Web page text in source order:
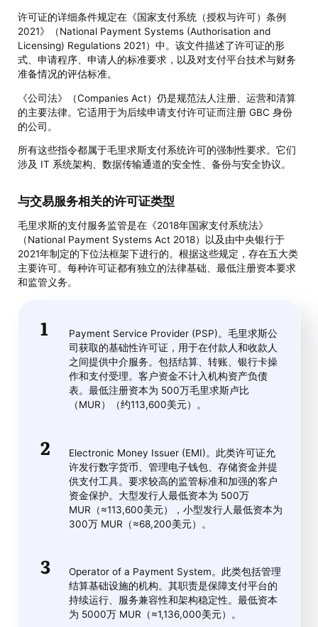
许可证的详细条件规定在《国家支付系统（授权与许可）条例
2021》（National Payment Systems (Authorisation and
Licensing) Regulations 2021）中。该文件描述了许可证的形
式、申请程序、申请人的标准要求，以及对支付平台技术与财务
准备情况的评估标准。
《公司法》（Companies Act）仍是规范法人注册、运营和清算
的主要法律。它适用于为后续申请支付许可证而注册 GBC 身份
的公司。
所有这些指令都属于毛里求斯支付系统许可的强制性要求。它们
涉及 IT 系统架构、数据传输通道的安全性、备份与安全协议。
与交易服务相关的许可证类型
毛里求斯的支付服务监管是在《2018年国家支付系统法》
（National Payment Systems Act 2018）以及由中央银行于
2021年制定的下位法框架下进行的。根据这些规定，存在五大类
主要许可。每种许可证都有独立的法律基础、最低注册资本要求
和监管义务。
Payment Service Provider (PSP)。毛里求斯公
司获取的基础性许可证，用于在付款人和收款人
之间提供中介服务。包括结算、转账、银行卡操
作和支付受理。客户资金不计入机构资产负债
表。最低注册资本为 500万毛里求斯卢比
（MUR）（约113,600美元）。
Electronic Money Issuer (EMI)。此类许可证允
许发行数字货币、管理电子钱包、存储资金并提
供支付工具。要求较高的监管标准和加强的客户
资金保护。大型发行人最低资本为 500万
MUR（≈113,600美元），小型发行人最低资本为
300万 MUR（≈68,200美元）。
Operator of a Payment System。此类包括管理
结算基础设施的机构。其职责是保障支付平台的
持续运行、服务兼容性和架构稳定性。最低资本
为 5000万 MUR（≈1,136,000美元）。